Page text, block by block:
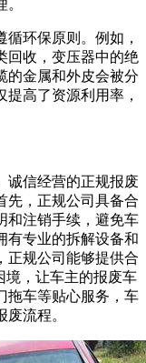
环保原则。例如，
回收，变压器中的绝
的金属和外皮会被分
高了资源利用率，
诚信经营的正规报废
先，正规公司具备合
和注销手续，避免车
有专业的拆解设备和
正规公司能够提供合
境，让车主的报废车
拖车等贴心服务，车
流程。